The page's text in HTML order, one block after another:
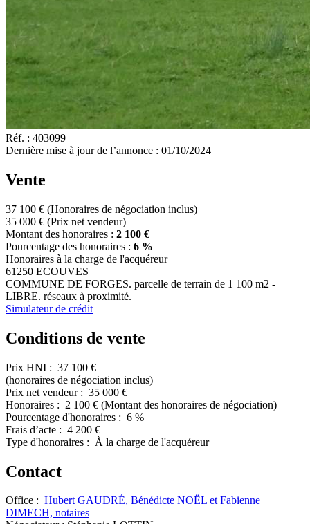
Réf. : 403099
Dernière mise à jour de l’annonce : 01/10/2024
Vente
37 100 € (Honoraires de négociation inclus)
35 000 € (Prix net vendeur)
Montant des honoraires : 2 100 €
Pourcentage des honoraires : 6 %
Honoraires à la charge de l'acquéreur
61250 ECOUVES
COMMUNE DE FORGES. parcelle de terrain de 1 100 m2 -
LIBRE. réseaux à proximité.
Simulateur de crédit
Conditions de vente
Prix HNI : 37 100 €
(honoraires de négociation inclus)
Prix net vendeur : 35 000 €
Honoraires : 2 100 € (Montant des honoraires de négociation)
Pourcentage d'honoraires : 6 %
Frais d’acte : 4 200 €
Type d'honoraires : À la charge de l'acquéreur
Contact
Office : Hubert GAUDRÉ, Bénédicte NOËL et Fabienne
DIMECH, notaires